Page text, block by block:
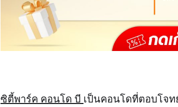
ซิตี้พาร์ค คอนโด บี เป็นคอนโดที่ตอบโจ